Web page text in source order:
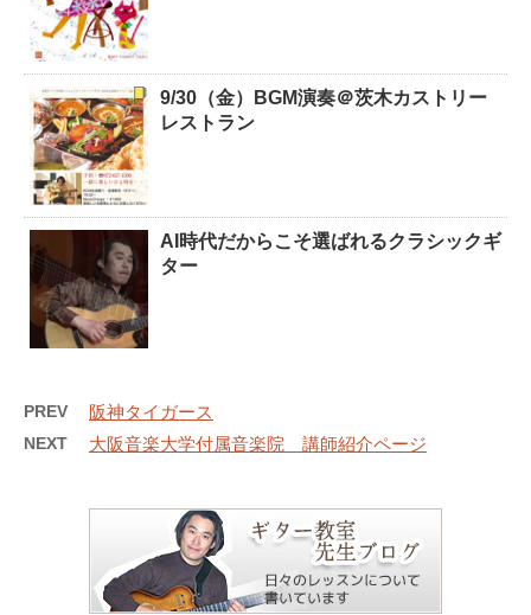
9/30（金）BGM演奏＠茨木カストリー
レストラン
AI時代だからこそ選ばれるクラシックギ
ター
PREV 阪神タイガース
NEXT 大阪音楽大学付属音楽院 講師紹介ページ